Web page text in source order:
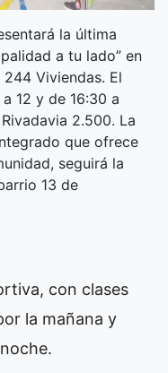
la última
a tu lado” en
Viviendas. El
12 y de 16:30 a
2.500. La
que ofrece
seguirá la
13 de
con clases
la mañana y